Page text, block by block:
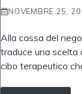
NOVEMBRE 25,
Alla cassa del
traduce una scelta
cibo terapeutico